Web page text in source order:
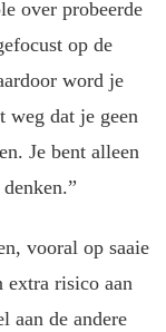
over probeerde
op de
word je
weg dat je geen
Je bent alleen
vooral op saaie
extra risico aan
aan de andere